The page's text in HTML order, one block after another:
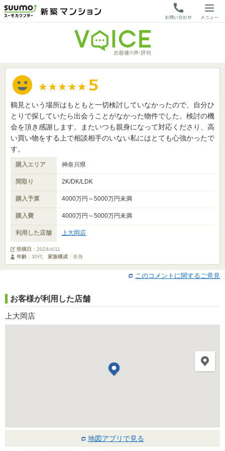
鶴見という場所はもともと一切検討していなかったので、自分ひ
とりで探していたら出会うことがなかった物件でした。検討の機
会を頂き感謝します。またいつも親身になって対応くださり、高
い買い物をする上で相談相手のいない私にはとても心強かったで
す。
購入エリア 神奈川県
間取り 2K/DK/LDK
購入予算 4000万円～5000万円未満
購入費 4000万円～5000万円未満
利用した店舗 上大岡店
投稿日 ： 2024/4/11
年齢 ：30代 家族構成 ：単身
このコメントに関するご意見
お客様が利用した店舗
上大岡店
地図アプリで見る